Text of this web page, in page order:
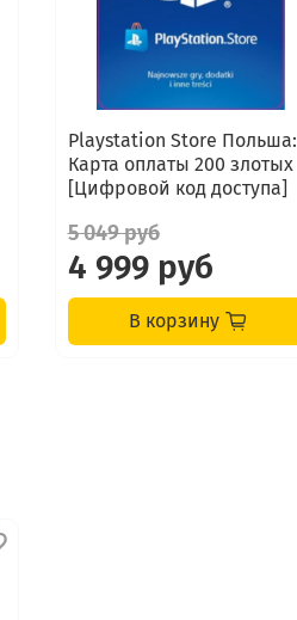
Playstation Store Польша:
Карта оплаты 200 злотых
[Цифровой код доступа]
5 049 руб
4 999 руб
В корзину